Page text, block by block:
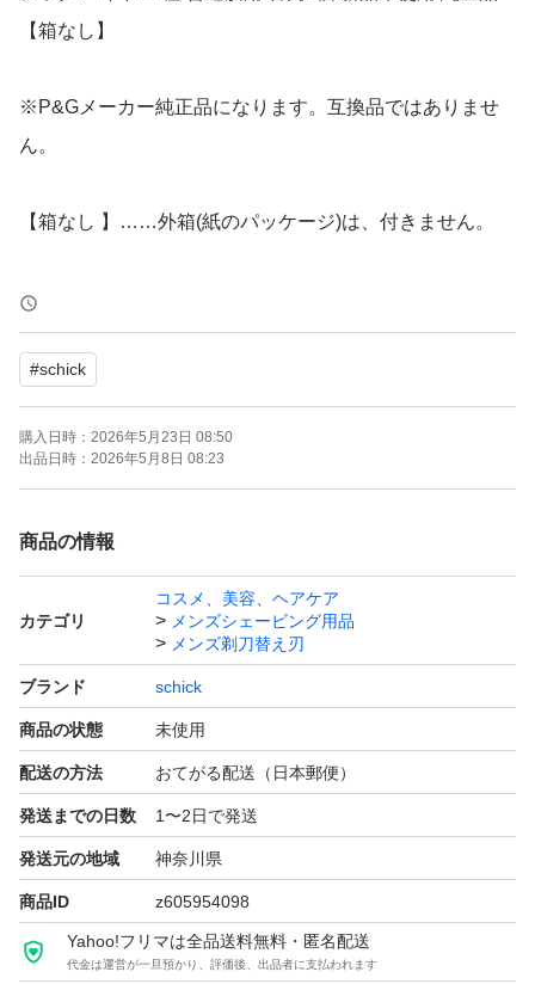
【箱なし】
※P&Gメーカー純正品になります。互換品ではありませ
ん。
【箱なし 】……外箱(紙のパッケージ)は、付きません。
【ゆうパケットポストminiの発送になります。……………
商品をビニール袋で包み、プチプチで巻き、ストックバッ
グに入れます。】
#schick
購入日時： 2026年5月23日 08:50
出品日時： 2026年5月8日 08:23
商品の情報
カテゴリ
コスメ、美容、ヘアケア
メンズシェービング用品
メンズ剃刀替え刃
ブランド schick
商品の状態 未使用
配送の方法 おてがる配送（日本郵便）
発送までの日数 1〜2日で発送
発送元の地域 神奈川県
商品ID z605954098
Yahoo!フリマは全品送料無料・匿名配送
代金は運営が一旦預かり、評価後、出品者に支払われます